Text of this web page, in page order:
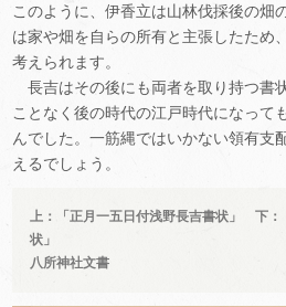
このように、伊香立は山林伐採後の畑
は家や畑を自らの所有と主張したため
考えられます。
長吉はその後にも両者を取り持つ書
ことなく後の時代の江戸時代になって
んでした。一筋縄ではいかない領有支
えるでしょう。
上：「正月一五日付浅野長吉書状」 下：
状」
八所神社文書